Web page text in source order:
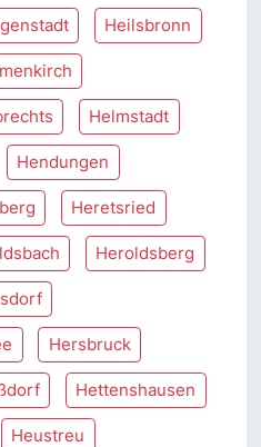
Heilsbronn
Helmstadt
Hendungen
Heretsried
Heroldsberg
Hersbruck
Hettenshausen
Heustreu